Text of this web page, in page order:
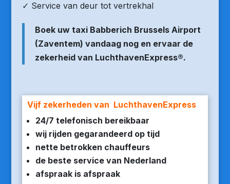
✓ Service van deur tot vertrekhal
Boek uw taxi Babberich Brussels Airport
(Zaventem) vandaag nog en ervaar de
zekerheid van LuchthavenExpress®.
Vijf zekerheden van LuchthavenExpress
24/7 telefonisch bereikbaar
wij rijden gegarandeerd op tijd
nette betrokken chauffeurs
de beste service van Nederland
afspraak is afspraak